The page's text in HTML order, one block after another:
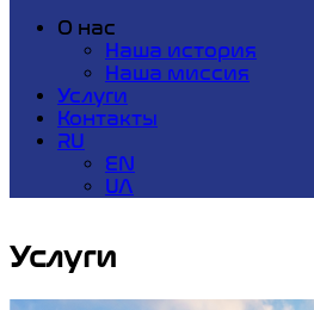
О нас
Наша история
Наша миссия
Услуги
Контакты
RU
EN
UA
Услуги